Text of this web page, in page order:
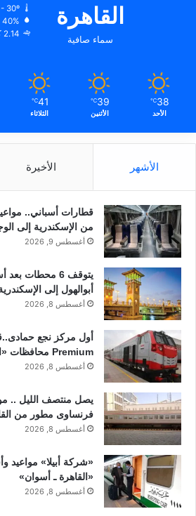
القاهرة
سماء صافية
38º - 30º
40%
2.14 كيلومتر/ساعة
38
℃
الأحد
39
℃
الأثنين
41
℃
الثلاثاء
الأشهر الأخيرة
من الإسكندرية إلى
أغسطس 9, 2026
أبوالهول إلى
أغسطس 8, 2026
Premium محافظات «القاهرة ـ أسوان»
أغسطس 8, 2026
فرنساوى مطور من
أغسطس 8, 2026
«القاهرة ـ أسوان»
أغسطس 8, 2026